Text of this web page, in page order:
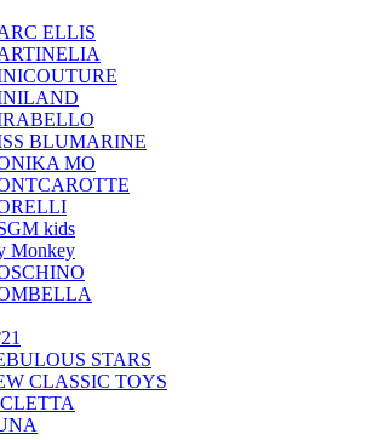
ELLIS
BLUMARINE
MO
kids
Monkey
STARS
CLASSIC TOYS